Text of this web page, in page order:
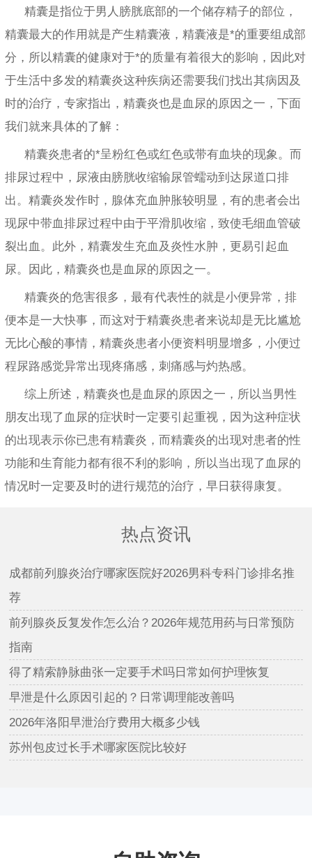
精囊是指位于男人膀胱底部的一个储存精子的部位，
精囊最大的作用就是产生精囊液，精囊液是*的重要组成部
分，所以精囊的健康对于*的质量有着很大的影响，因此对
于生活中多发的精囊炎这种疾病还需要我们找出其病因及
时的治疗，专家指出，精囊炎也是血尿的原因之一，下面
我们就来具体的了解：
精囊炎患者的*呈粉红色或红色或带有血块的现象。而
排尿过程中，尿液由膀胱收缩输尿管蠕动到达尿道口排
出。精囊炎发作时，腺体充血肿胀较明显，有的患者会出
现尿中带血排尿过程中由于平滑肌收缩，致使毛细血管破
裂出血。此外，精囊发生充血及炎性水肿，更易引起血
尿。因此，精囊炎也是血尿的原因之一。
精囊炎的危害很多，最有代表性的就是小便异常，排
便本是一大快事，而这对于精囊炎患者来说却是无比尴尬
无比心酸的事情，精囊炎患者小便资料明显增多，小便过
程尿路感觉异常出现疼痛感，刺痛感与灼热感。
综上所述，精囊炎也是血尿的原因之一，所以当男性
朋友出现了血尿的症状时一定要引起重视，因为这种症状
的出现表示你已患有精囊炎，而精囊炎的出现对患者的性
功能和生育能力都有很不利的影响，所以当出现了血尿的
情况时一定要及时的进行规范的治疗，早日获得康复。
热点资讯
成都前列腺炎治疗哪家医院好2026男科专科门诊排名推
荐
前列腺炎反复发作怎么治？2026年规范用药与日常预防
指南
得了精索静脉曲张一定要手术吗日常如何护理恢复
早泄是什么原因引起的？日常调理能改善吗
2026年洛阳早泄治疗费用大概多少钱
苏州包皮过长手术哪家医院比较好